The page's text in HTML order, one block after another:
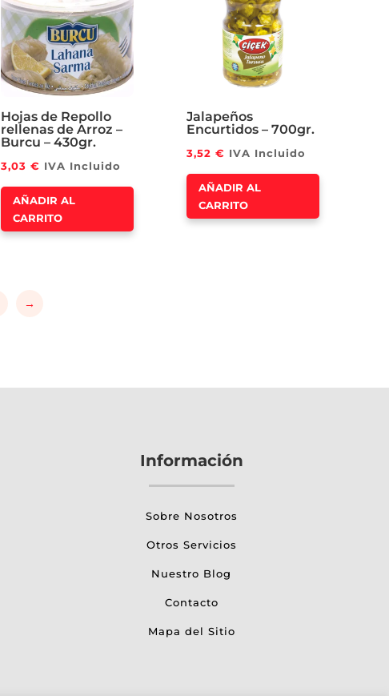
Hojas de Repollo
rellenas de Arroz –
Burcu – 430gr.
3,03 € IVA Incluido
AÑADIR AL
CARRITO
Jalapeños
Encurtidos – 700gr.
3,52€ IVA Incluido
AÑADIR AL
CARRITO
→
Información
Sobre Nosotros
Otros Servicios
Nuestro Blog
Contacto
Mapa del Sitio